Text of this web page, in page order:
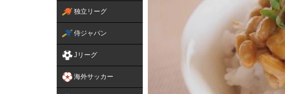
独立リーグ
侍ジャパン
Jリーグ
海外サッカー